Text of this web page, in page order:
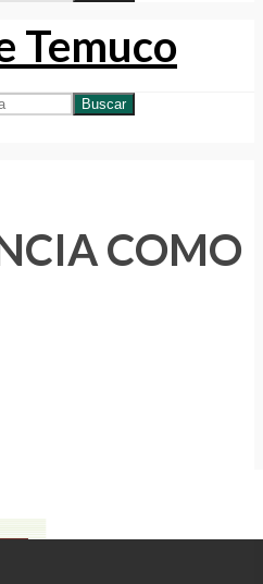
Buscar
COMO